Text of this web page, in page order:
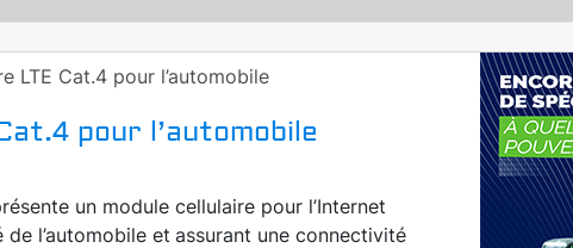
LTE Cat.4 pour l’automobile
pour l’automobile
un module cellulaire pour l’Internet
l’automobile et assurant une connectivité